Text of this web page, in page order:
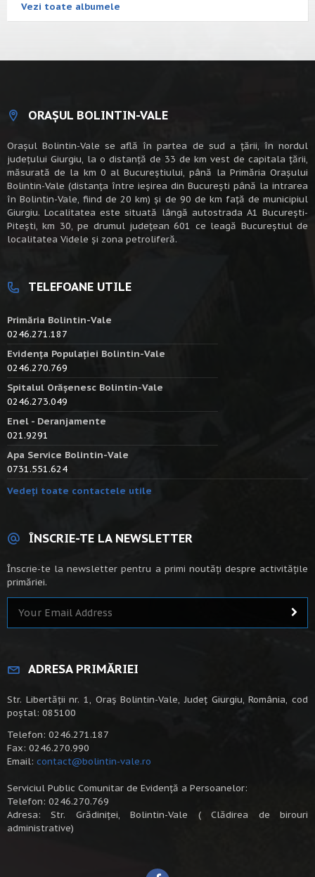
Vezi toate albumele
ORAȘUL BOLINTIN-VALE
Oraşul Bolintin-Vale se află în partea de sud a ţării, în nordul
judeţului Giurgiu, la o distanţă de 33 de km vest de capitala țării,
măsurată de la km 0 al Bucureștiului, până la Primăria Orașului
Bolintin-Vale (distanța între ieșirea din București până la intrarea
în Bolintin-Vale, fiind de 20 km) şi de 90 de km faţă de municipiul
Giurgiu. Localitatea este situată lângă autostrada A1 Bucureşti-
Piteşti, km 30, pe drumul judeţean 601 ce leagă Bucureştiul de
localitatea Videle şi zona petroliferă.
TELEFOANE UTILE
Primăria Bolintin-Vale
0246.271.187
Evidența Populației Bolintin-Vale
0246.270.769
Spitalul Orășenesc Bolintin-Vale
0246.273.049
Enel - Deranjamente
021.9291
Apa Service Bolintin-Vale
0731.551.624
Vedeți toate contactele utile
ÎNSCRIE-TE LA NEWSLETTER
Înscrie-te la newsletter pentru a primi noutăți despre activitățile
primăriei.
ADRESA PRIMĂRIEI
Str. Libertății nr. 1, Oraș Bolintin-Vale, Județ Giurgiu, România, cod
poștal: 085100
Telefon: 0246.271.187
Fax: 0246.270.990
Email: contact@bolintin-vale.ro
Serviciul Public Comunitar de Evidență a Persoanelor:
Telefon: 0246.270.769
Adresa: Str. Grădiniței, Bolintin-Vale ( Clădirea de birouri
administrative)